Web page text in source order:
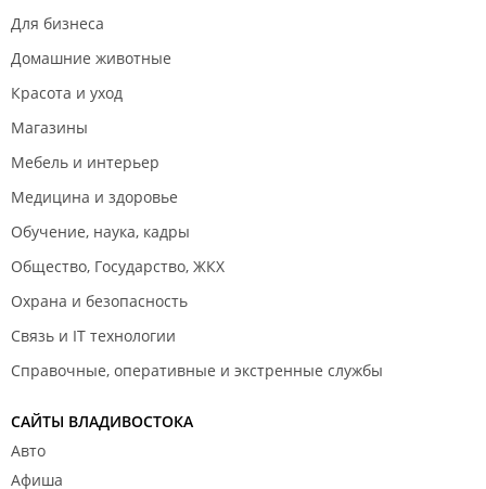
Для бизнеса
Домашние животные
Красота и уход
Магазины
Мебель и интерьер
Медицина и здоровье
Обучение, наука, кадры
Общество, Государство, ЖКХ
Охрана и безопасность
Связь и IT технологии
Справочные, оперативные и экстренные службы
САЙТЫ ВЛАДИВОСТОКА
Авто
Афиша